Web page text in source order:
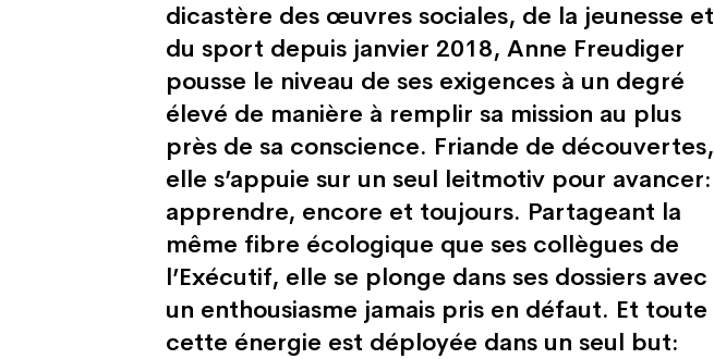
dicastère des œuvres sociales, de la jeunesse et
du sport depuis janvier 2018, Anne Freudiger
pousse le niveau de ses exigences à un degré
élevé de manière à remplir sa mission au plus
près de sa conscience. Friande de découvertes,
elle s’appuie sur un seul leitmotiv pour avancer:
apprendre, encore et toujours. Partageant la
même fibre écologique que ses collègues de
l’Exécutif, elle se plonge dans ses dossiers avec
un enthousiasme jamais pris en défaut. Et toute
cette énergie est déployée dans un seul but: